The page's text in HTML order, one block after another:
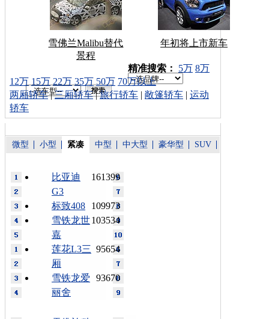
雪佛兰Malibu替代
景程
年初将上市新车
车型搜索：
精准搜索： 5万 8万
12万 15万 22万 35万 50万 70万以上
两厢轿车|三厢轿车|旅行轿车 | 敞篷轿车 | 运动
轿车
微型 小型 紧凑 中型 中大型 豪华型 SUV
161399
比亚迪
G3
109973
标致408
103534
雪铁龙世
嘉
95654
莲花L3三
厢
93670
雪铁龙爱
丽舍